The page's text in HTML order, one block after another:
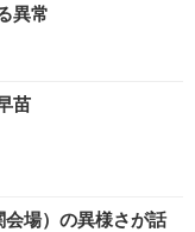
異常
苗
場）の異様さが話